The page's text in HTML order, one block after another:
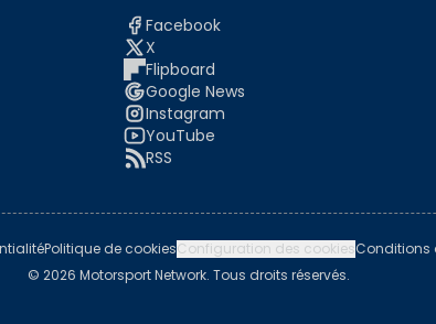
Facebook
X
Flipboard
Google News
Instagram
YouTube
RSS
Politique de cookiesConfiguration des cookiesConditions
© 2026 Motorsport Network. Tous droits réservés.